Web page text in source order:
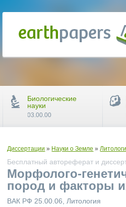
Диссертации » Науки о Земле »
Бесплатный автореферат и
Морфолого-
пород и факторы
ВАК РФ 25.00.06, Литология
Биологические
науки
03.00.00